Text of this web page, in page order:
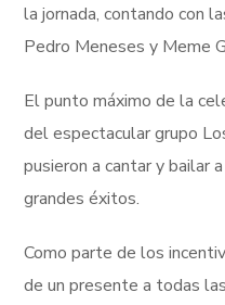
la jornada, contando con
Pedro Meneses y Meme
El punto máximo de la
del espectacular grupo
pusieron a cantar y bailar
grandes éxitos.
Como parte de los
de un presente a todas